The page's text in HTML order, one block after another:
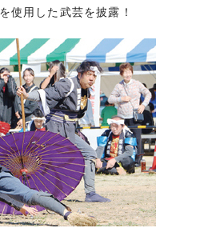
使用した武芸を披露！